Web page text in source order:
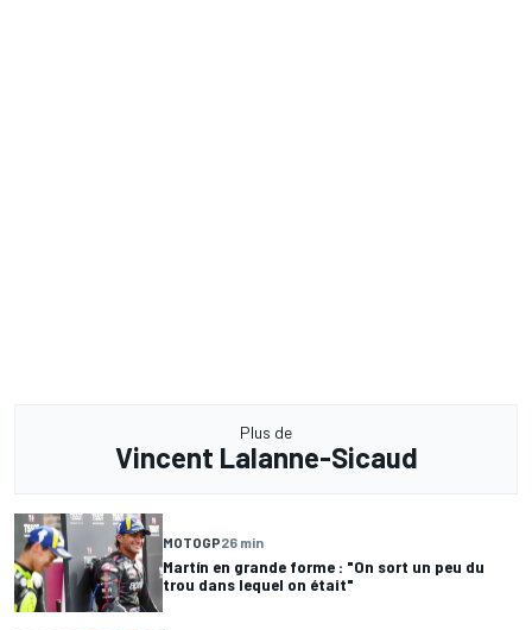
Plus de
Vincent Lalanne-Sicaud
MOTOGP26 min
Martín en grande forme : "On sort un peu du
trou dans lequel on était"